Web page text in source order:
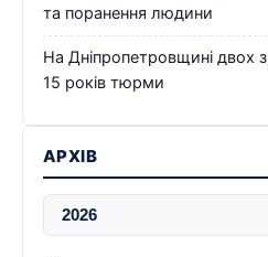
та поранення людини
На Дніпропетровщині двох
15 років тюрми
АРХІВ